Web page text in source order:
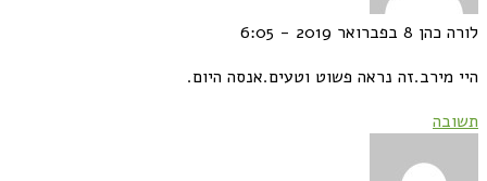
לורה כהן 8 בפברואר 2019 - 6:05
היי מירב.זה נראה פשוט וטעים.אנסה היום.
תשובה